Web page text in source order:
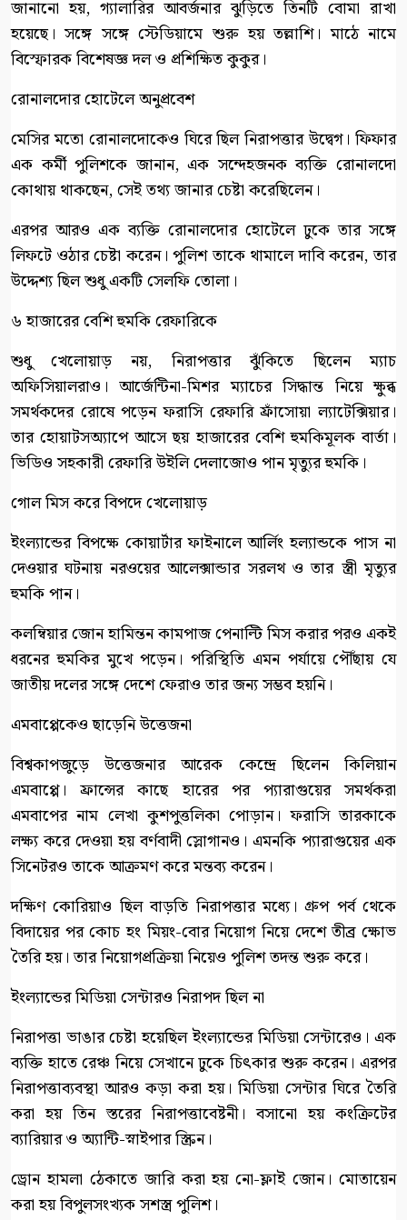
জানানো হয়, গ্যালারির আবর্জনার ঝুড়িতে তিনটি বোমা রাখা
হয়েছে। সঙ্গে সঙ্গে স্টেডিয়ামে শুরু হয় তল্লাশি। মাঠে নামে
বিস্ফোরক বিশেষজ্ঞ দল ও প্রশিক্ষিত কুকুর।
রোনালদোর হোটেলে অনুপ্রবেশ
মেসির মতো রোনালদোকেও ঘিরে ছিল নিরাপত্তার উদ্বেগ। ফিফার
এক কর্মী পুলিশকে জানান, এক সন্দেহজনক ব্যক্তি রোনালদো
কোথায় থাকছেন, সেই তথ্য জানার চেষ্টা করেছিলেন।
এরপর আরও এক ব্যক্তি রোনালদোর হোটেলে ঢুকে তার সঙ্গে
লিফটে ওঠার চেষ্টা করেন। পুলিশ তাকে থামালে দাবি করেন, তার
উদ্দেশ্য ছিল শুধু একটি সেলফি তোলা।
৬ হাজারের বেশি হুমকি রেফারিকে
শুধু খেলোয়াড় নয়, নিরাপত্তার ঝুঁকিতে ছিলেন ম্যাচ
অফিসিয়ালরাও। আর্জেন্টিনা-মিশর ম্যাচের সিদ্ধান্ত নিয়ে ক্ষুব্ধ
সমর্থকদের রোষে পড়েন ফরাসি রেফারি ফ্রাঁসোয়া ল্যাটেক্সিয়ার।
তার হোয়াটসঅ্যাপে আসে ছয় হাজারের বেশি হুমকিমূলক বার্তা।
ভিডিও সহকারী রেফারি উইলি দেলাজোও পান মৃত্যুর হুমকি।
গোল মিস করে বিপদে খেলোয়াড়
ইংল্যান্ডের বিপক্ষে কোয়ার্টার ফাইনালে আর্লিং হল্যান্ডকে পাস না
দেওয়ার ঘটনায় নরওয়ের আলেক্সান্ডার সরলথ ও তার স্ত্রী মৃত্যুর
হুমকি পান।
কলম্বিয়ার জোন হামিন্তন কামপাজ পেনাল্টি মিস করার পরও একই
ধরনের হুমকির মুখে পড়েন। পরিস্থিতি এমন পর্যায়ে পৌঁছায় যে
জাতীয় দলের সঙ্গে দেশে ফেরাও তার জন্য সম্ভব হয়নি।
এমবাপ্পেকেও ছাড়েনি উত্তেজনা
বিশ্বকাপজুড়ে উত্তেজনার আরেক কেন্দ্রে ছিলেন কিলিয়ান
এমবাপ্পে। ফ্রান্সের কাছে হারের পর প্যারাগুয়ের সমর্থকরা
এমবাপের নাম লেখা কুশপুত্তলিকা পোড়ান। ফরাসি তারকাকে
লক্ষ্য করে দেওয়া হয় বর্ণবাদী স্লোগানও। এমনকি প্যারাগুয়ের এক
সিনেটরও তাকে আক্রমণ করে মন্তব্য করেন।
দক্ষিণ কোরিয়াও ছিল বাড়তি নিরাপত্তার মধ্যে। গ্রুপ পর্ব থেকে
বিদায়ের পর কোচ হং মিয়ং-বোর নিয়োগ নিয়ে দেশে তীব্র ক্ষোভ
তৈরি হয়। তার নিয়োগপ্রক্রিয়া নিয়েও পুলিশ তদন্ত শুরু করে।
ইংল্যান্ডের মিডিয়া সেন্টারও নিরাপদ ছিল না
নিরাপত্তা ভাঙার চেষ্টা হয়েছিল ইংল্যান্ডের মিডিয়া সেন্টারেও। এক
ব্যক্তি হাতে রেঞ্চ নিয়ে সেখানে ঢুকে চিৎকার শুরু করেন। এরপর
নিরাপত্তাব্যবস্থা আরও কড়া করা হয়। মিডিয়া সেন্টার ঘিরে তৈরি
করা হয় তিন স্তরের নিরাপত্তাবেষ্টনী। বসানো হয় কংক্রিটের
ব্যারিয়ার ও অ্যান্টি-স্নাইপার স্ক্রিন।
ড্রোন হামলা ঠেকাতে জারি করা হয় নো-ফ্লাই জোন। মোতায়েন
করা হয় বিপুলসংখ্যক সশস্ত্র পুলিশ।